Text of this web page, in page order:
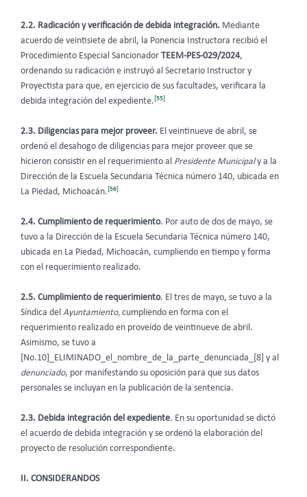
2.2. Radicación y verificación de debida integración. Mediante
acuerdo de veintisiete de abril, la Ponencia Instructora recibió el
Procedimiento Especial Sancionador
TEEM-PES-029/2024,
ordenando su radicación e instruyó al Secretario Instructor y
Proyectista para que, en ejercicio de sus facultades, verificara la
debida integración del expediente.[55]
2.3. Diligencias para mejor proveer. El veintinueve de abril, se
ordenó el desahogo de diligencias para mejor proveer que se
hicieron consistir en el requerimiento al Presidente Municipaly a la
Dirección de la Escuela Secundaria Técnica número 140, ubicada en
La Piedad, Michoacán.[56]
2.4. Cumplimiento de requerimiento. Por auto de dos de mayo, se
tuvo a la Dirección de la Escuela Secundaria Técnica número 140,
ubicada en La Piedad, Michoacán, cumpliendo en tiempo y forma
con el requerimiento realizado.
2.5. Cumplimiento de requerimiento. El tres de mayo, se tuvo a la
Síndica del Ayuntamiento, cumpliendo en forma con el
requerimiento realizado en proveído de veintinueve de abril.
Asimismo, se tuvo a
[No.10]_ELIMINADO_el_nombre_de_la_parte_denunciada_[8] y al
denunciado, por manifestando su oposición para que sus datos
personales se incluyan en la publicación de la sentencia.
2.3. Debida integración del expediente. En su oportunidad se dictó
el acuerdo de debida integración y se ordenó la elaboración del
proyecto de resolución correspondiente.
II. CONSIDERANDOS